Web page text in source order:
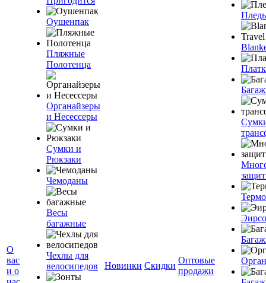
О
вас
и о
Оушенпак
Пляжные
Полотенца
Органайзеры
и Несессеры
Сумки и
Рюкзаки
Чемоданы
Весы
багажные
Чехлы для
велосипедов
Новинки Скидки
Оптовые
продажи